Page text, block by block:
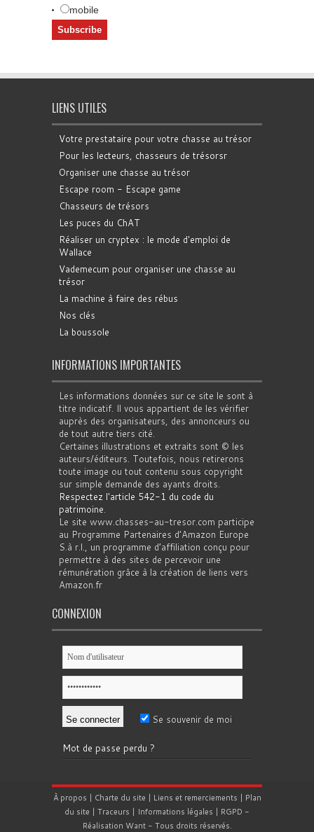
mobile
LIENS UTILES
Votre prestataire pour votre chasse au trésor
Pour les lecteurs, chasseurs de trésorsr
Organiser une chasse au trésor
Escape room - Escape game
Chasseurs de trésors
Les puces du ChAT
Réaliser un cryptex : le mode d'emploi de
Wallace
Vademecum pour organiser une chasse au
trésor
La machine à faire des rébus
Nos clés
La boussole
INFORMATIONS IMPORTANTES
Les informations données sur ce site le sont à
titre indicatif. Il vous appartient de les vérifier
auprès des organisateurs, des annonceurs ou
de tout autre tiers cité.
Certaines illustrations et extraits sont © les
auteurs/éditeurs. Toutefois, nous retirerons
toute image ou tout contenu sous copyright
sur simple demande des ayants droits.
Respectez l'article 542-1 du code du
patrimoine.
Le site www.chasses-au-tresor.com participe
au Programme Partenaires d’Amazon Europe
S.à r.l., un programme d’affiliation conçu pour
permettre à des sites de percevoir une
rémunération grâce à la création de liens vers
Amazon.fr
CONNEXION
Se souvenir de moi
Mot de passe perdu ?
À propos | Charte du site | Liens et remerciements | Plan
du site | Traceurs | Informations légales | RGPD -
Réalisation Want- Tous droits réservés.